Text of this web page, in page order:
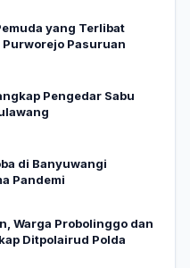
yang Terlibat
Pasuruan
Pengedar Sabu
di Banyuwangi
Pandemi
Warga Probolinggo dan
Ditpolairud Polda